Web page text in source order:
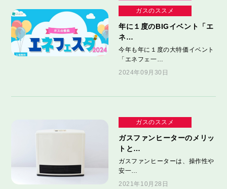
ガスのススメ
年に１度のBIGイベント「エ
ネ…
今年も年に１度の大特価イベント
「エネフェ一…
2024年09月30日
ガスのススメ
ガスファンヒーターのメリッ
トと…
ガスファンヒーターは、操作性や
安一…
2021年10月28日